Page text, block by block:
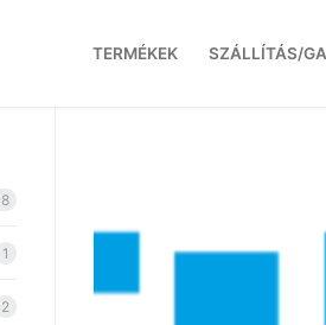
TERMÉKEK SZÁLLÍTÁS/
1
2